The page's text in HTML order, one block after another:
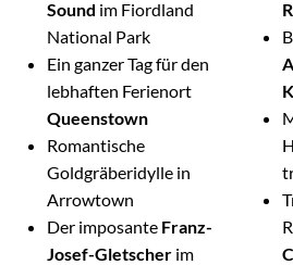
Sound im Fiordland
National Park
Ein ganzer Tag für den
lebhaften Ferienort
Queenstown
Romantische
Goldgräberidylle in
Arrowtown
Der imposante Franz-
Josef-Gletscherim